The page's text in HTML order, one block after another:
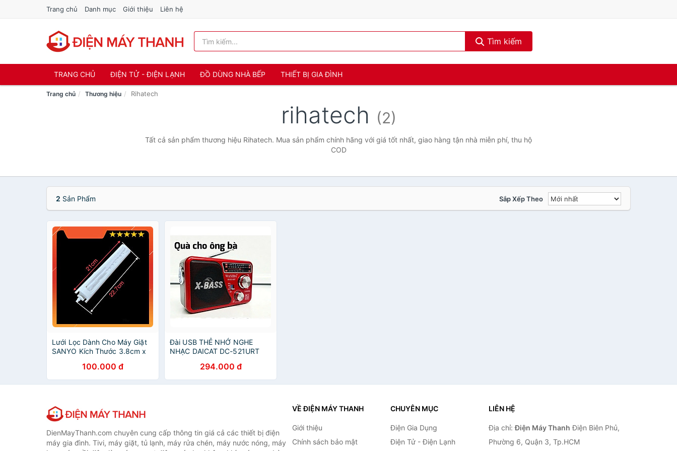
Trang chủ Danh mục Giới thiệu Liên hệ
Tìm kiếm
TRANG CHỦ ĐIỆN TỬ - ĐIỆN LẠNH ĐỒ DÙNG NHÀ BẾP THIẾT BỊ GIA ĐÌNH
Trang chủ Thương hiệu Rihatech
rihatech (2)
Tất cả sản phẩm thương hiệu Rihatech. Mua sản phẩm chính hãng với giá tốt nhất, giao hàng tận nhà miễn phí, thu hộ
COD
2 Sản Phẩm Sắp Xếp Theo
Lưới Lọc Dành Cho Máy Giặt
SANYO Kích Thước 3.8cm x
100.000 đ
Đài USB THẺ NHỚ NGHE
NHẠC DAICAT DC-521URT
BASS CÓ ĐÈN PIN LED GIAO
MÀU NGẪU NHIÊN Kèm Dây
Sạc 1 PIN Loa Siêu Lớn Đa
CHÍNH HÃNG
294.000 đ
DienMayThanh.com chuyên cung cấp thông tin giá cả các thiết bị điện
máy gia đình. Tivi, máy giặt, tủ lạnh, máy rửa chén, máy nước nóng, máy
VỀ ĐIỆN MÁY THANH
Giới thiệu
Chính sách bảo mật
CHUYÊN MỤC
Điện Gia Dụng
Điện Tử - Điện Lạnh
LIÊN HỆ
Địa chỉ:Điện Máy Thanh Điện Biên Phủ,
Phường 6, Quận 3, Tp.HCM